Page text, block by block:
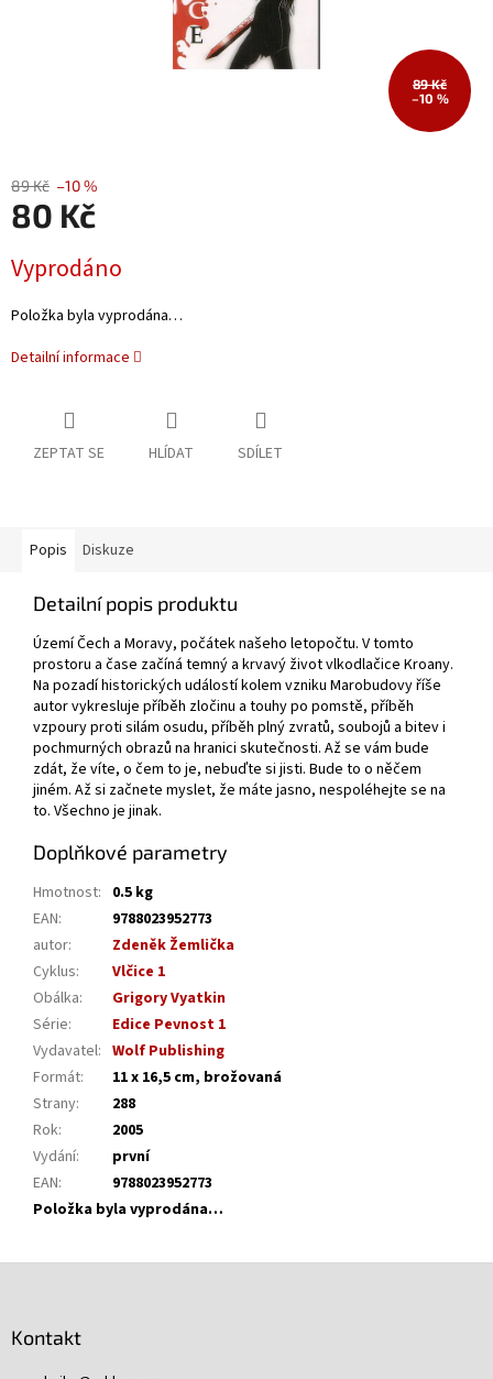
89 Kč
–10 %
89 Kč –10 %
80 Kč
cena:
Vyprodáno
Položka byla vyprodána…
Detailní informace
ZEPTAT SE HLÍDAT SDÍLET
Popis Diskuze
Detailní popis produktu
Území Čech a Moravy, počátek našeho letopočtu. V tomto
prostoru a čase začíná temný a krvavý život vlkodlačice Kroany.
Na pozadí historických událostí kolem vzniku Marobudovy říše
autor vykresluje příběh zločinu a touhy po pomstě, příběh
vzpoury proti silám osudu, příběh plný zvratů, soubojů a bitev i
pochmurných obrazů na hranici skutečnosti. Až se vám bude
zdát, že víte, o čem to je, nebuďte si jisti. Bude to o něčem
jiném. Až si začnete myslet, že máte jasno, nespoléhejte se na
to. Všechno je jinak.
Doplňkové parametry
Hmotnost: 0.5 kg
EAN:
9788023952773
autor:
Zdeněk Žemlička
Cyklus:
Vlčice 1
Obálka:
Grigory Vyatkin
Série:
Edice Pevnost 1
Vydavatel: Wolf Publishing
Formát:
11 x 16,5 cm, brožovaná
Strany:
288
Rok:
2005
Vydání:
první
EAN:
9788023952773
Položka byla vyprodána…
Kontakt